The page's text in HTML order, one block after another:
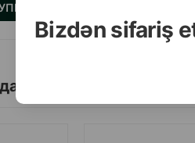
Bizdən sifariş